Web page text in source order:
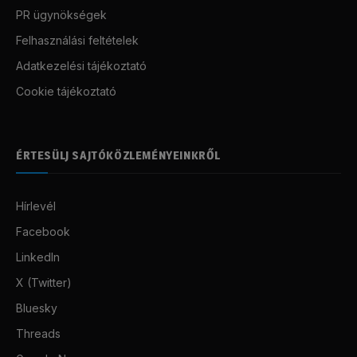
PR ügynökségek
Felhasználási feltételek
Adatkezelési tájékoztató
Cookie tájékoztató
ÉRTESÜLJ SAJTÓKÖZLEMÉNYEINKRŐL
Hírlevél
Facebook
LinkedIn
X (Twitter)
Bluesky
Threads